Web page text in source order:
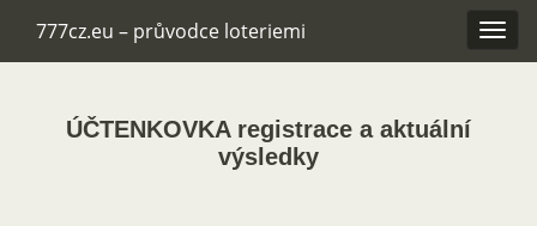
777cz.eu – průvodce loteriemi
ÚČTENKOVKA registrace a aktuální
výsledky